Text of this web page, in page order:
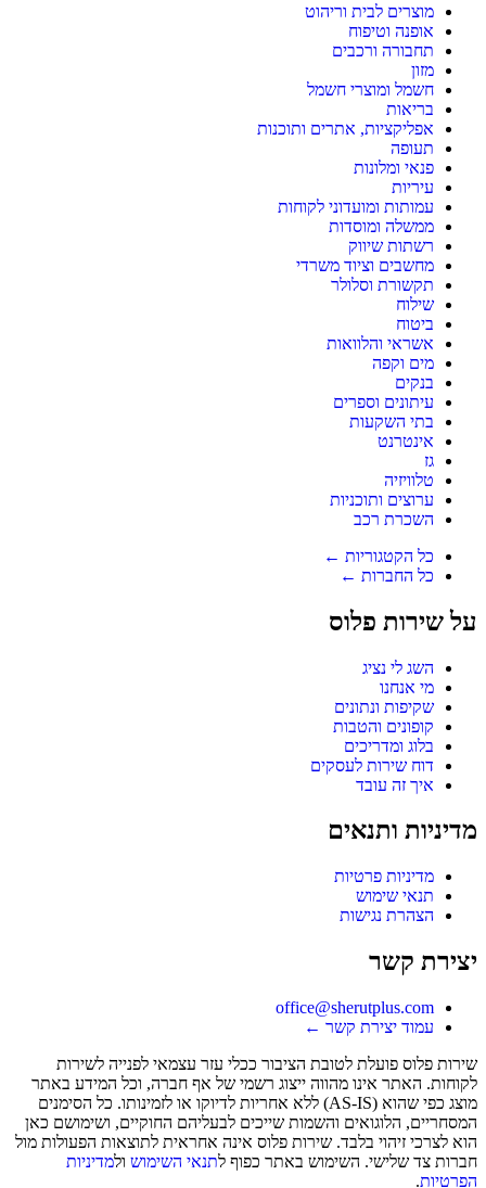
מוצרים לבית וריהוט
אופנה וטיפוח
תחבורה ורכבים
מזון
חשמל ומוצרי חשמל
בריאות
אפליקציות, אתרים ותוכנות
תעופה
פנאי ומלונות
עיריות
עמותות ומועדוני לקוחות
ממשלה ומוסדות
רשתות שיווק
מחשבים וציוד משרדי
תקשורת וסלולר
שילוח
ביטוח
אשראי והלוואות
מים וקפה
בנקים
עיתונים וספרים
בתי השקעות
אינטרנט
גז
טלוויזיה
ערוצים ותוכניות
השכרת רכב
כל הקטגוריות ←
כל החברות ←
על שירות פלוס
השג לי נציג
מי אנחנו
שקיפות ונתונים
קופונים והטבות
בלוג ומדריכים
דוח שירות לעסקים
איך זה עובד
מדיניות ותנאים
מדיניות פרטיות
תנאי שימוש
הצהרת נגישות
יצירת קשר
office@sherutplus.com
עמוד יצירת קשר ←
שירות פלוס פועלת לטובת הציבור ככלי עזר עצמאי לפנייה לשירות
לקוחות. האתר אינו מהווה ייצוג רשמי של אף חברה, וכל המידע באתר
מוצג כפי שהוא (AS-IS) ללא אחריות לדיוקו או לזמינותו. כל הסימנים
המסחריים, הלוגואים והשמות שייכים לבעליהם החוקיים, ושימושם כאן
הוא לצרכי זיהוי בלבד. שירות פלוס אינה אחראית לתוצאות הפעולות מול
חברות צד שלישי. השימוש באתר כפוף לתנאי השימוש ולמדיניות
הפרטיות.